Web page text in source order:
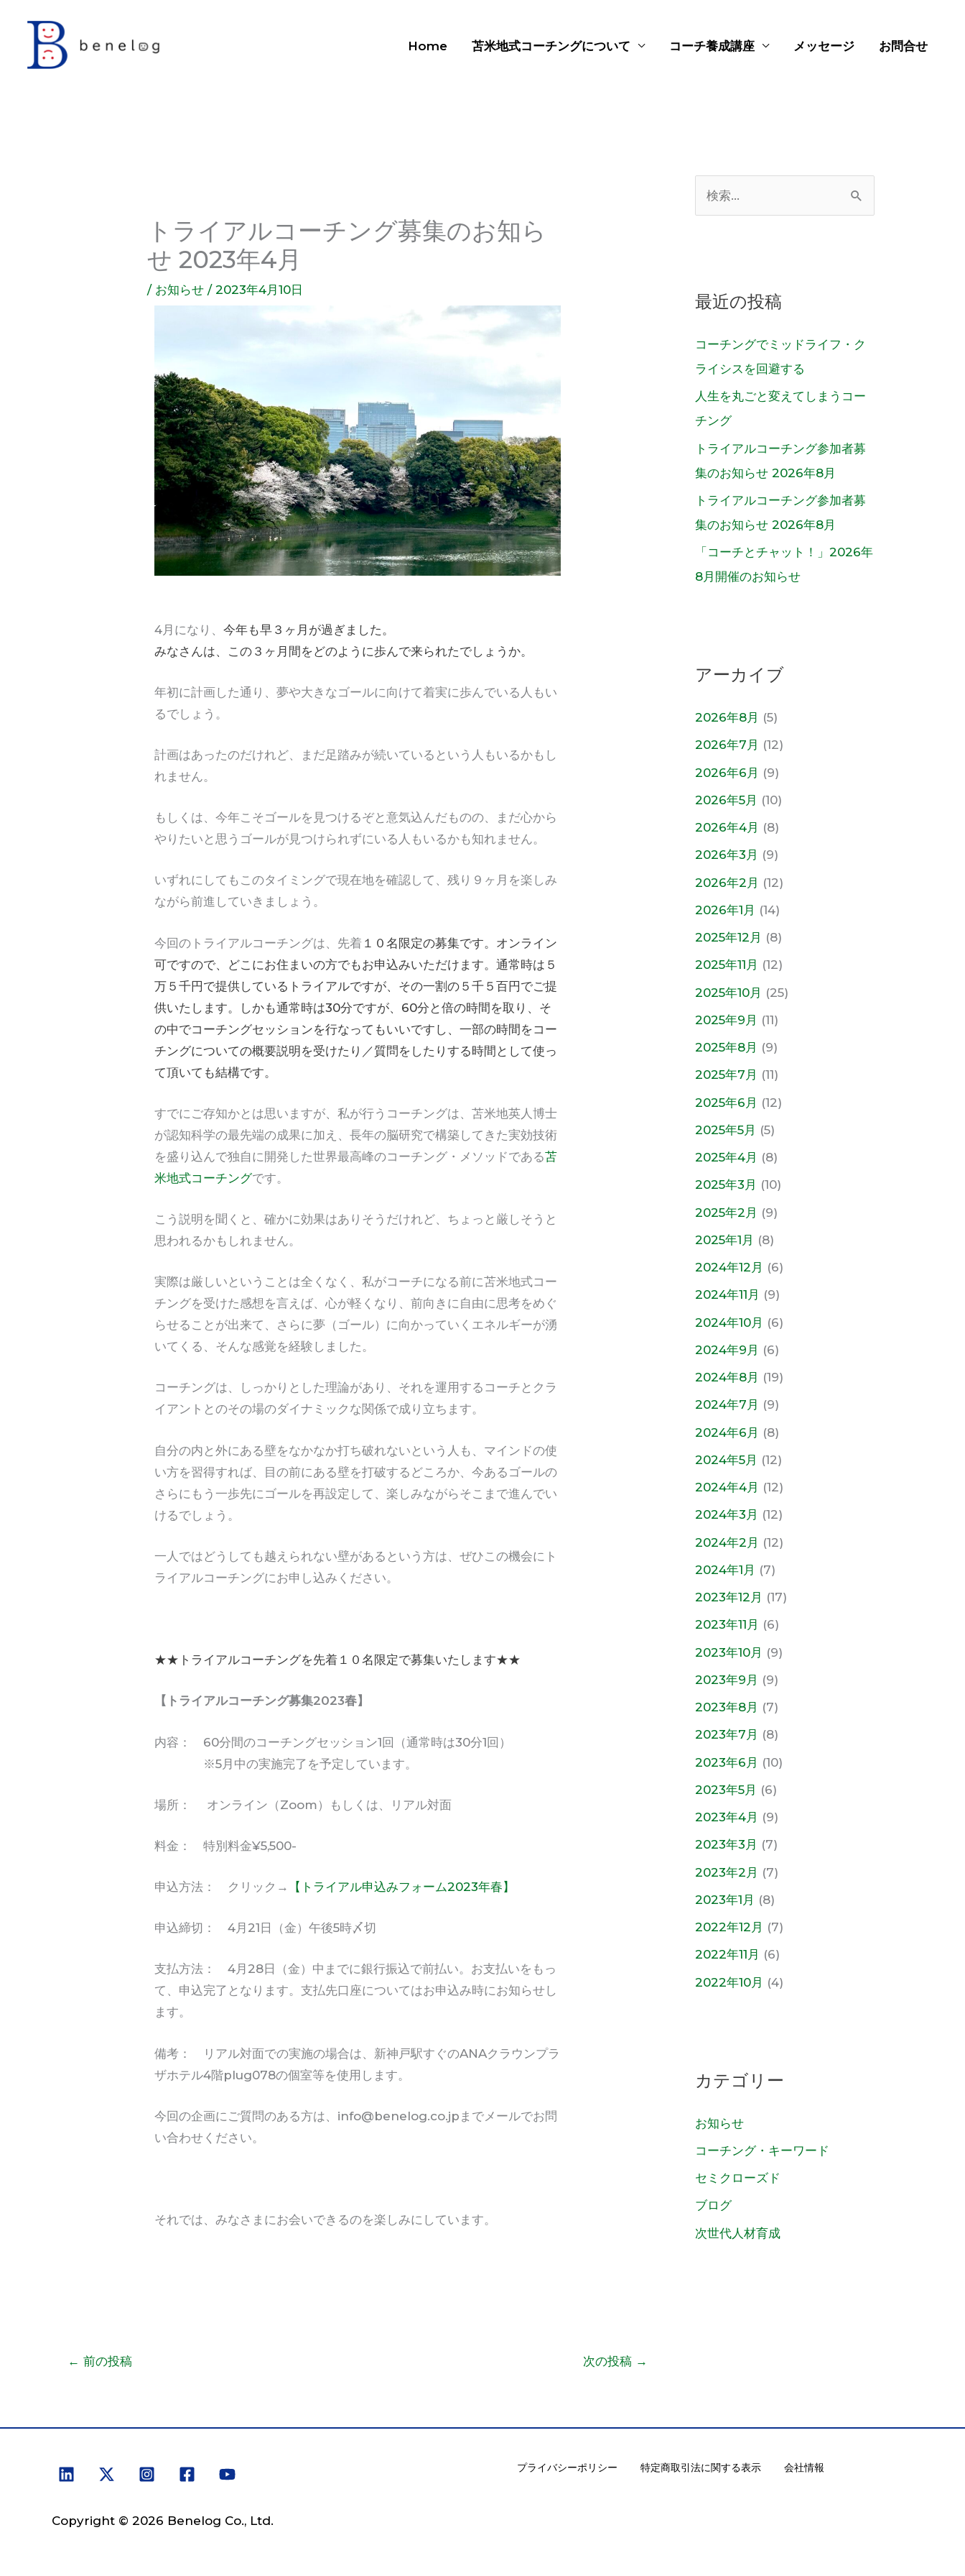
Home 苫米地式コーチングについて コーチ養成講座 メッセージ お問合せ
トライアルコーチング募集のお知ら
せ 2023年4月
/ お知らせ /2023年4月10日
4月になり、今年も早３ヶ月が過ぎました。
みなさんは、この３ヶ月間をどのように歩んで来られたでしょうか。
年初に計画した通り、夢や大きなゴールに向けて着実に歩んでいる人もい
るでしょう。
計画はあったのだけれど、まだ足踏みが続いているという人もいるかもし
れません。
もしくは、今年こそゴールを見つけるぞと意気込んだものの、まだ心から
やりたいと思うゴールが見つけられずにいる人もいるかも知れません。
いずれにしてもこのタイミングで現在地を確認して、残り９ヶ月を楽しみ
ながら前進していきましょう。
今回のトライアルコーチングは、先着 １０名限定の募集です。 オンライン
可ですので、どこにお住まいの方でもお申込みいただけます。通常時は５
万５千円で提供しているトライアルですが、その一割の５千５百円でご提
供いたします。しかも通常時は30分ですが、60分と倍の時間を取り、そ
の中でコーチングセッションを行なってもいいですし、一部の時間をコー
チングについての概要説明を受けたり／質問をしたりする時間として使っ
て頂いても結構です。
すでにご存知かとは思いますが、私が行うコーチングは、苫米地英人博士
が認知科学の最先端の成果に加え、長年の脳研究で構築してきた実効技術
を盛り込んで独自に開発した世界最高峰のコーチング・メソッドである苫
米地式コーチングです。
こう説明を聞くと、確かに効果はありそうだけれど、ちょっと厳しそうと
思われるかもしれません。
実際は厳しいということは全くなく、私がコーチになる前に苫米地式コー
チングを受けた感想を言えば、心が軽くなり、前向きに自由に思考をめぐ
らせることが出来て、さらに夢（ゴール）に向かっていくエネルギーが湧
いてくる、そんな感覚を経験しました。
コーチングは、しっかりとした理論があり、それを運用するコーチとクラ
イアントとのその場のダイナミックな関係で成り立ちます。
自分の内と外にある壁をなかなか打ち破れないという人も、マインドの使
い方を習得すれば、目の前にある壁を打破するどころか、今あるゴールの
さらにもう一歩先にゴールを再設定して、楽しみながらそこまで進んでい
けるでしょう。
一人ではどうしても越えられない壁があるという方は、ぜひこの機会にト
ライアルコーチングにお申し込みください。
★★トライアルコーチングを先着 １０名 限定で募集いたします★★
【トライアルコーチング募集2023春】
内容： 60分間のコーチングセッション1回（通常時は30分1回）
※5月中の実施完了を予定しています。
場所： オンライン（Zoom）もしくは、リアル対面
料金： 特別料金¥5,500-
申込方法： クリック→ 【トライアル申込みフォーム2023年春】
申込締切： 4月21日（金）午後5時〆切
支払方法： 4月28日（金）中までに銀行振込で前払い。お支払いをもっ
て、申込完了となります。支払先口座についてはお申込み時にお知らせし
ます。
備考： リアル対面での実施の場合は、新神戸駅すぐのANAクラウンプラ
ザホテル4階plug078の個室等を使用します。
今回の企画にご質問のある方は、info@benelog.co.jpまでメールでお問
い合わせください。
それでは、みなさまにお会いできるのを楽しみにしています。
← 前の投稿 次の投稿 →
:最近の投稿
コーチングでミッドライフ・ク
ライシスを回避する
人生を丸ごと変えてしまうコー
チング
トライアルコーチング参加者募
集のお知らせ 2026年8月
トライアルコーチング参加者募
集のお知らせ 2026年8月
「コーチとチャット！」2026年
8月開催のお知らせ
アーカイブ
2026年8月 (5)
2026年7月 (12)
2026年6月 (9)
2026年5月 (10)
2026年4月 (8)
2026年3月 (9)
2026年2月 (12)
2026年1月 (14)
2025年12月 (8)
2025年11月 (12)
2025年10月 (25)
2025年9月 (11)
2025年8月 (9)
2025年7月 (11)
2025年6月 (12)
2025年5月 (5)
2025年4月 (8)
2025年3月 (10)
2025年2月 (9)
2025年1月 (8)
2024年12月 (6)
2024年11月 (9)
2024年10月 (6)
2024年9月 (6)
2024年8月 (19)
2024年7月 (9)
2024年6月 (8)
2024年5月 (12)
2024年4月 (12)
2024年3月 (12)
2024年2月 (12)
2024年1月 (7)
2023年12月 (17)
2023年11月 (6)
2023年10月 (9)
2023年9月 (9)
2023年8月 (7)
2023年7月 (8)
2023年6月 (10)
2023年5月 (6)
2023年4月 (9)
2023年3月 (7)
2023年2月 (7)
2023年1月 (8)
2022年12月 (7)
2022年11月 (6)
2022年10月 (4)
カテゴリー
お知らせ
コーチング・キーワード
セミクローズド
ブログ
次世代人材育成
プライバシーポリシー 特定商取引法に関する表示 会社情報
Copyright © 2026 Benelog Co., Ltd.